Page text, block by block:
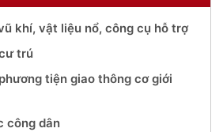
khí, vật liệu nổ, công cụ hỗ trợ
trú
tiện giao thông cơ giới
công dân